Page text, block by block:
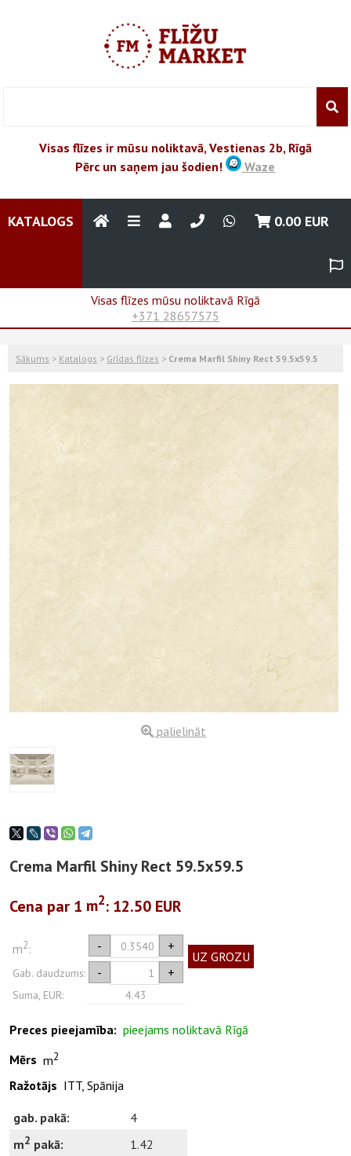
Visas flīzes ir mūsu noliktavā, Vestienas 2b, Rīgā
Pērc un saņem jau šodien!
Waze
KATALOGS 0.00 EUR
Visas flīzes mūsu noliktavā Rīgā
+371 28657575
Sākums > Katalogs > Grīdas flīzes > Crema Marfil Shiny Rect 59.5x59.5
palielināt
Crema Marfil Shiny Rect 59.5x59.5
Cena par 1 m2: 12.50 EUR
m2: - +
Gab. daudzums: - +
Suma, EUR: 4.43
UZ GROZU
Preces pieejamība: pieejams noliktavā Rīgā
Mērs m2
Ražotājs ITT, Spānija
gab. pakā:
4
m2 pakā:
1.42